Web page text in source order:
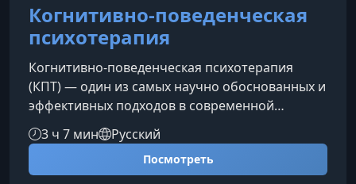
Когнитивно-поведенческая
психотерапия
Когнитивно-поведенческая психотерапия
(КПТ) — один из самых научно обоснованных и
эффективных подходов в современной
психологии. На этом курсе вы узнаете, как
наши мысли формируют эмоции и поведение,
и как с помощью КПТ можно изменять
3 ч 7 мин Русский
Посмотреть